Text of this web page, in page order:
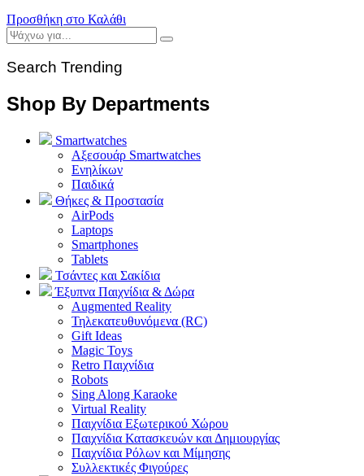
Προσθήκη στο Καλάθι
Search Trending
Shop By Departments
Smartwatches
Αξεσουάρ Smartwatches
Ενηλίκων
Παιδικά
Θήκες & Προστασία
AirPods
Laptops
Smartphones
Tablets
Τσάντες και Σακίδια
Έξυπνα Παιχνίδια & Δώρα
Augmented Reality
Τηλεκατευθυνόμενα (RC)
Gift Ideas
Magic Toys
Retro Παιχνίδια
Robots
Sing Along Karaoke
Virtual Reality
Παιχνίδια Εξωτερικού Χώρου
Παιχνίδια Κατασκευών και Δημιουργίας
Παιχνίδια Ρόλων και Μίμησης
Συλλεκτικές Φιγούρες